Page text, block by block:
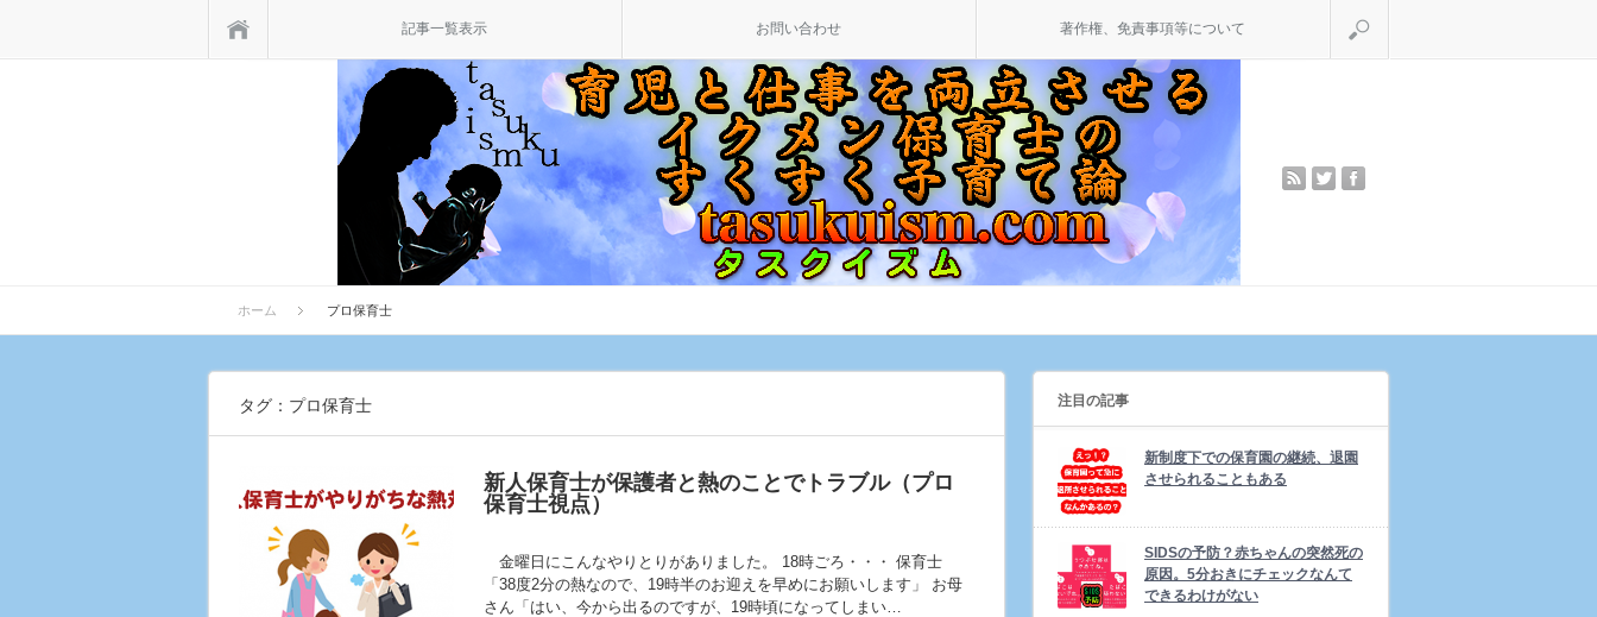
記事一覧表示 お問い合わせ 著作権、免責事項等について
rss twitter
ホーム プロ保育士
タグ：プロ保育士
新人保育士が保護者と熱のことでトラブル（プロ
保育士視点）
金曜日にこんなやりとりがありました。 18時ごろ・・・ 保育士
「38度2分の熱なので、19時半のお迎えを早めにお願いします」 お母
さん「はい、今から出るのですが、19時頃になってしまい…
注目の記事
新制度下での保育園の継続、退園
させられることもある
SIDSの予防？赤ちゃんの突然死の
原因。5分おきにチェックなんて
できるわけがない